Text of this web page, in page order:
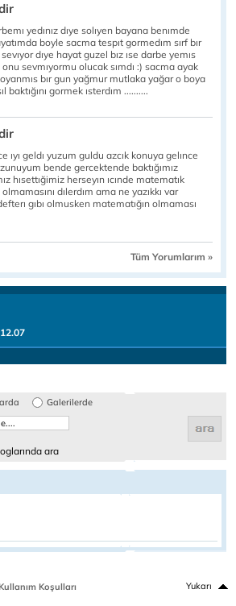
yedınız dıye solıyen bayana benımde
boyle sacma tespıt gormedım sırf bır
dıye hayat guzel bız ıse darbe yemıs
onu sevmıyormu olucak sımdı :) sacma ayak
bır gun yağmur mutlaka yağar o boya
baktığını gormek ısterdım ..........
ıyı geldı yuzum guldu azcık konuya gelınce
bende gercektende baktığımız
hısettığimiz herseyın ıcınde matematık
dılerdım ama ne yazıkkı var
gıbı olmusken matematığın olmaması
Tüm Yorumlarım »
Galerilerde
ara
Kullanım Koşulları Yukarı